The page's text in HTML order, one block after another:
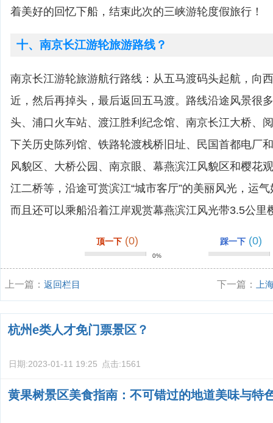
着美好的回忆下船，结束此次的三峡游轮度假旅行！
十、南京长江游轮旅游路线？
南京长江游轮旅游航行路线：从五马渡码头起航，向
近，然后再掉头，最后返回五马渡。路线沿途风景很
头、浦口火车站、渡江胜利纪念馆、南京长江大桥、
下关历史陈列馆、铁路轮渡栈桥旧址、民国首都电厂
风貌区、大桥公园、南京眼、幕燕滨江风貌区和樱花
江二桥等，沿途可赏滨江“城市客厅”的美丽风光，运
而且还可以乘船沿着江岸观赏幕燕滨江风光带3.5公里
顶一下 (0)
0%
踩一下 (0)
上一篇： 返回栏目 下一篇： 上
荐？
杭州e类人才免门票景区？
日期:2023-01-11 19:25 点击:1561
黄果树景区美食指南：不可错过的地道美味与特